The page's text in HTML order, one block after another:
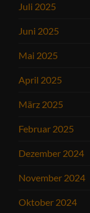
Juli 2025
Juni 2025
Mai 2025
April 2025
März 2025
Februar 2025
Dezember 2024
November 2024
Oktober 2024